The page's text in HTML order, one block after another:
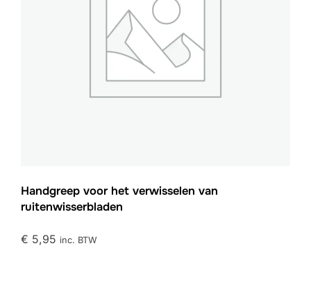
Handgreep voor het verwisselen van
ruitenwisserbladen
€ 5,95 inc. BTW